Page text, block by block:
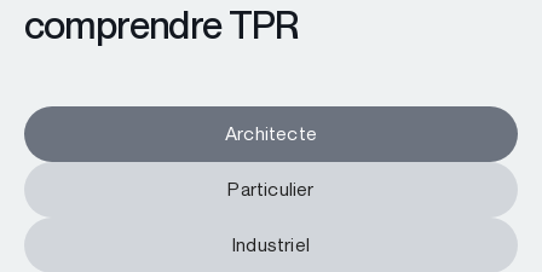
comprendre TPR
Architecte
Particulier
Industriel